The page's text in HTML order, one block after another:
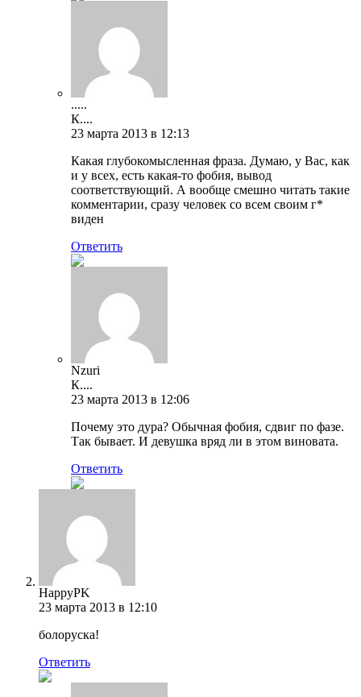
.....
К....
23 марта 2013 в 12:13
Какая глубокомысленная фраза. Думаю, у Вас, как
и у всех, есть какая-то фобия, вывод
соответствующий. А вообще смешно читать такие
комментарии, сразу человек со всем своим г*
виден
Ответить
Nzuri
К....
23 марта 2013 в 12:06
Почему это дура? Обычная фобия, сдвиг по фазе.
Так бывает. И девушка вряд ли в этом виновата.
Ответить
HappyPK
23 марта 2013 в 12:10
болоруска!
Ответить